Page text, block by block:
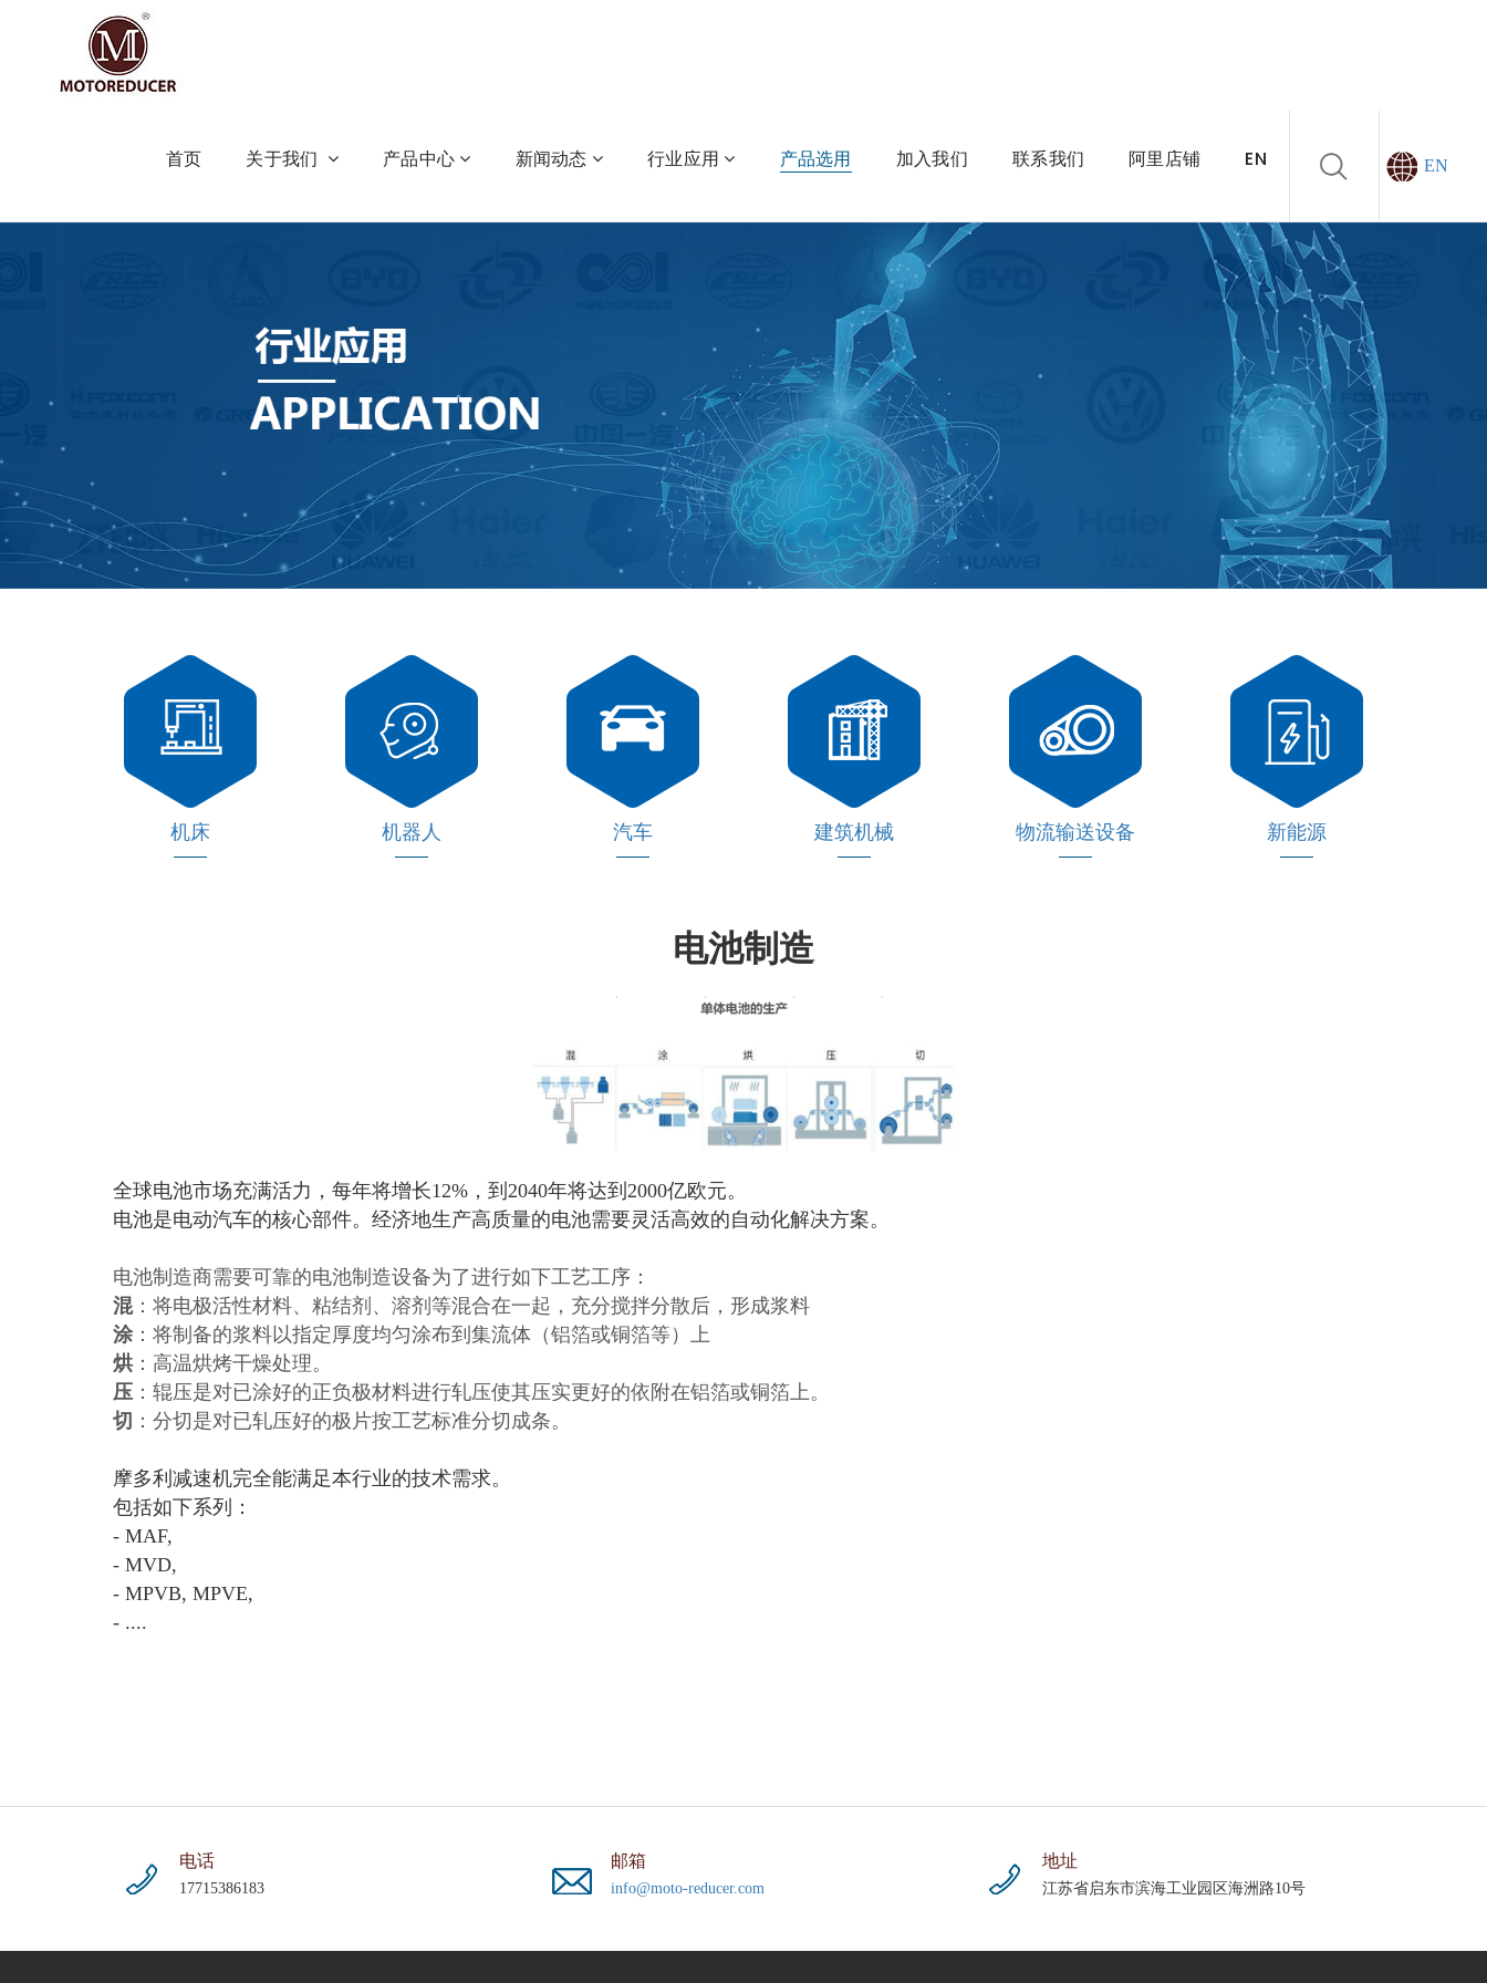
首页 关于我们 产品中心 新闻动态 行业应用 产品选用 加入我们 联系我们 阿里店铺 EN EN
机床 机器人 汽车 建筑机械 物流输送设备 新能源
电池制造
全球电池市场充满活力，每年将增长12%，到2040年将达到2000亿欧元。
电池是电动汽车的核心部件。经济地生产高质量的电池需要灵活高效的自动化解决方案。
电池制造商需要可靠的电池制造设备为了进行如下工艺工序：
混：将电极活性材料、粘结剂、溶剂等混合在一起，充分搅拌分散后，形成浆料
涂：将制备的浆料以指定厚度均匀涂布到集流体（铝箔或铜箔等）上
烘：高温烘烤干燥处理。
压 ：辊压是对已涂好的正负极材料进行轧压使其压实更好的依附在铝箔或铜箔上。
切 ：分切是对已轧压好的极片按工艺标准分切成条。
摩多利减速机完全能满足本行业的技术需求。
包括如下系列：
- MAF,
- MVD,
- MPVB, MPVE,
- ....
电话
17715386183
邮箱
info@moto-reducer.com
地址
江苏省启东市滨海工业园区海洲路10号